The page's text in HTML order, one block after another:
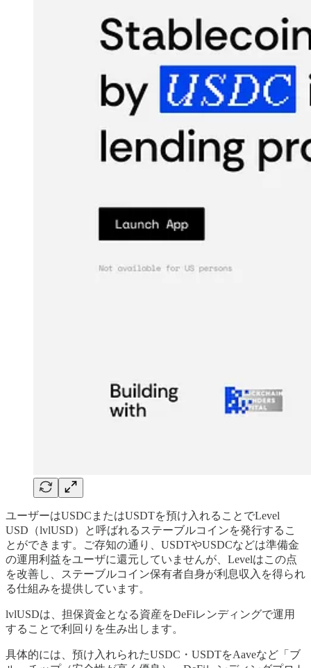
ユーザーはUSDCまたはUSDTを預け入れることでLevel
USD（lvlUSD）と呼ばれるステーブルコインを発行するこ
とができます。ご存知の通り、USDTやUSDCなどは準備金
の運用利益をユーザに還元していませんが、Levelはこの点
を改善し、ステーブルコイン保有者自身が利息収入を得られ
る仕組みを提供しています。
lvlUSDは、担保資金となる資産をDeFiレンディングで運用
することで利回りを生み出します。
具体的には、預け入れられたUSDC・USDTをAaveなど「ブ